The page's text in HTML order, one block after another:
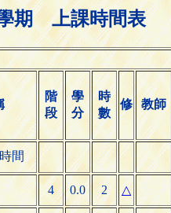
期 上課時間表
階
段
學
分
時
數
修 教師
間
4 0.0 2 △